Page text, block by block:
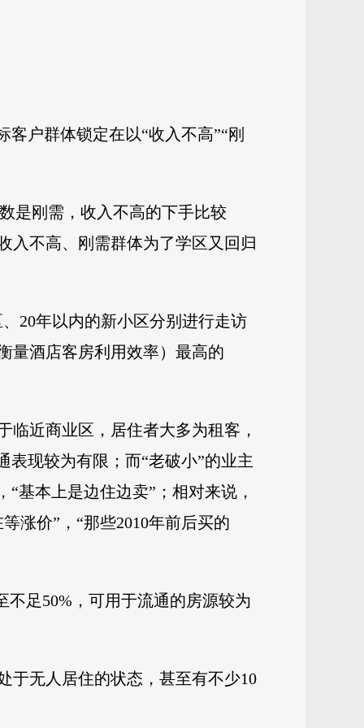
户群体锁定在以“收入不高”“刚
是刚需，收入不高的下手比较
入不高、刚需群体为了学区又回归
20年以内的新小区分别进行走访
量酒店客房利用效率）最高的
近商业区，居住者大多为租客，
表现较为有限；而“老破小”的业主
基本上是边住边卖”；相对来说，
涨价”，“那些2010年前后买的
不足50%，可用于流通的房源较为
于无人居住的状态，甚至有不少10